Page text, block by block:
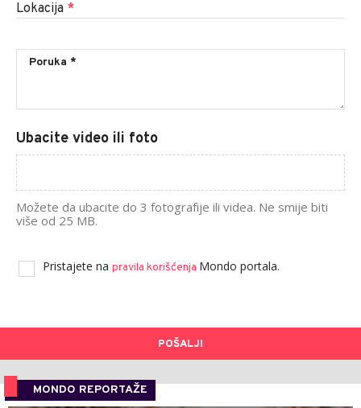
Lokacija *
Ubacite video ili foto
Možete da ubacite do 3 fotografije ili videa. Ne smije biti
više od 25 MB.
Pristajete na pravila korišćenja Mondo portala.
POŠALJI
MONDO REPORTAŽE